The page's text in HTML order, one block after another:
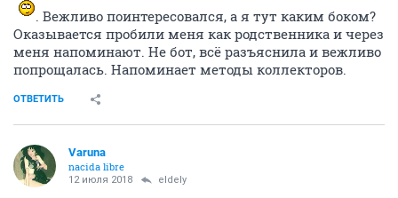
. Вежливо поинтересовался, а я тут каким боком?
Оказывается пробили меня как родственника и через
меня напоминают. Не бот, всё разъяснила и вежливо
попрощалась. Напоминает методы коллекторов.
ОТВЕТИТЬ
Varuna
nacida libre
12 июля 2018 eldely